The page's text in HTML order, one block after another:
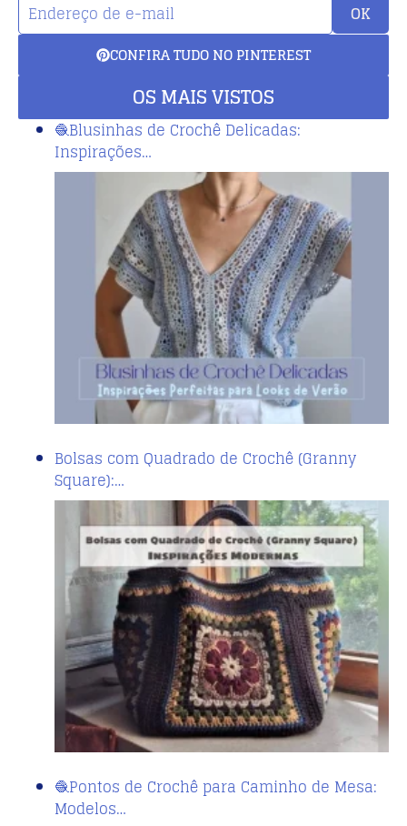
OK
CONFIRA TUDO NO PINTEREST
OS MAIS VISTOS
🧶Blusinhas de Crochê Delicadas:
Inspirações…
Bolsas com Quadrado de Crochê (Granny
Square):…
🧶Pontos de Crochê para Caminho de Mesa:
Modelos…